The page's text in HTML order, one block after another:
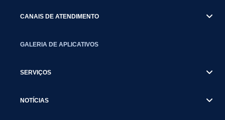
CANAIS DE ATENDIMENTO
GALERIA DE APLICATIVOS
SERVIÇOS
NOTÍCIAS